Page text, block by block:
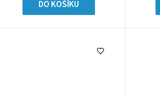
DO KOŠÍKU